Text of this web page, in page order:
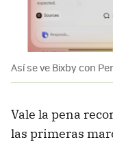
Así se ve Bixby con
Vale la pena
las primeras